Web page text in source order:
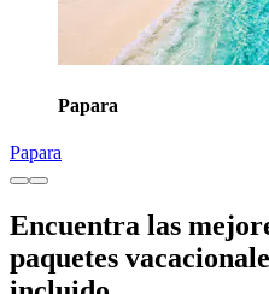
Papara
Papara
Encuentra las
paquetes